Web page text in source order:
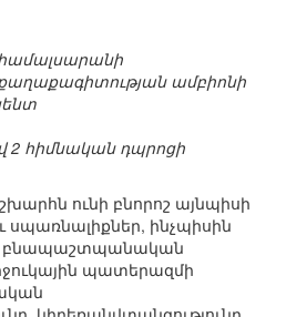
ամբիոնի
հիմնական դպրոցի
ունի բնորոշ այնպիսի
ինչպիսին
բնապաշտպանական
պատերազմի